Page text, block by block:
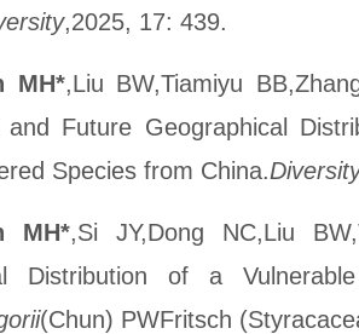
,2025, 17: 439.
MH*,Liu BW,Tiamiyu
and Future Geographical
Species from China.
MH*,Si JY,Dong NC,Liu
Distribution of a
(Chun) PWFritsch